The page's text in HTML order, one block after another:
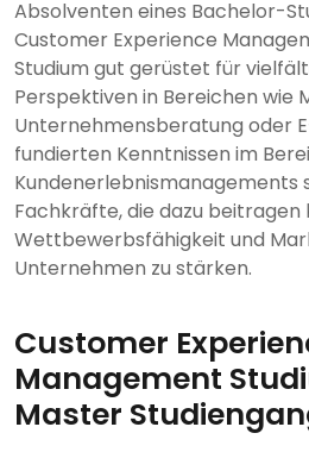
Absolventen eines Bachelor-
Customer Experience
Studium gut gerüstet für
Perspektiven in Bereichen wie
Unternehmensberatung oder
fundierten Kenntnissen im
Kundenerlebnismanagements
Fachkräfte, die dazu beitragen
Wettbewerbsfähigkeit und
Unternehmen zu stärken.
Customer
Management
Master